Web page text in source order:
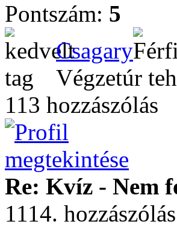
Pontszám: 5
Csagary
Végzetúr
113 hozzászólás
Re: Kvíz - Nem
1114.